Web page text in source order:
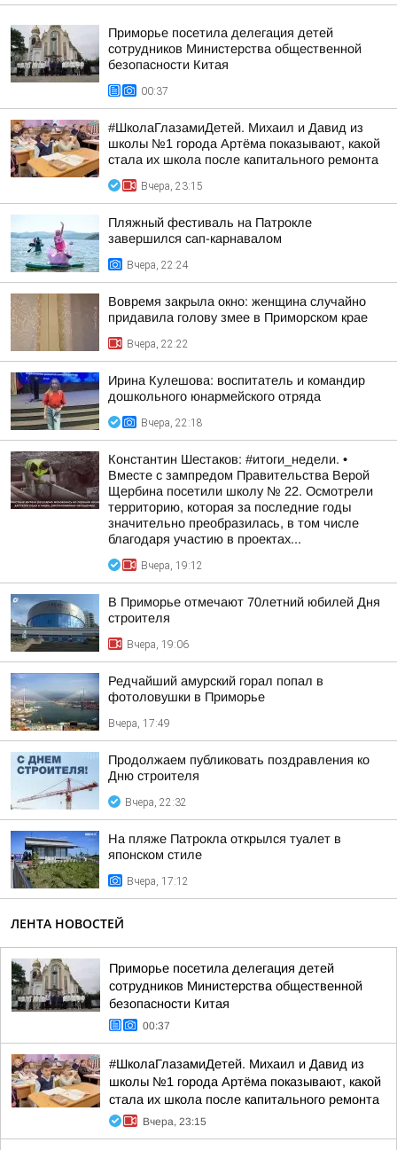
Приморье посетила делегация детей
сотрудников Министерства общественной
безопасности Китая
00:37
#ШколаГлазамиДетей. Михаил и Давид из
школы №1 города Артёма показывают, какой
стала их школа после капитального ремонта
Вчера, 23:15
Пляжный фестиваль на Патрокле
завершился сап-карнавалом
Вчера, 22:24
Вовремя закрыла окно: женщина случайно
придавила голову змее в Приморском крае
Вчера, 22:22
Ирина Кулешова: воспитатель и командир
дошкольного юнармейского отряда
Вчера, 22:18
Константин Шестаков: #итоги_недели. •
Вместе с зампредом Правительства Верой
Щербина посетили школу № 22. Осмотрели
территорию, которая за последние годы
значительно преобразилась, в том числе
благодаря участию в проектах...
Вчера, 19:12
В Приморье отмечают 70летний юбилей Дня
строителя
Вчера, 19:06
Редчайший амурский горал попал в
фотоловушки в Приморье
Вчера, 17:49
Продолжаем публиковать поздравления ко
Дню строителя
Вчера, 22:32
На пляже Патрокла открылся туалет в
японском стиле
Вчера, 17:12
ЛЕНТА НОВОСТЕЙ
Приморье посетила делегация детей
сотрудников Министерства общественной
безопасности Китая
00:37
#ШколаГлазамиДетей. Михаил и Давид из
школы №1 города Артёма показывают, какой
стала их школа после капитального ремонта
Вчера, 23:15